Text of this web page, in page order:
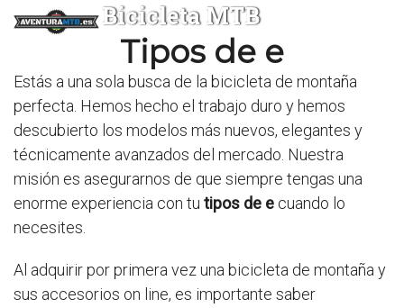
Bicicleta MTB
Tipos de e
Estás a una sola busca de la bicicleta de montaña
perfecta. Hemos hecho el trabajo duro y hemos
descubierto los modelos más nuevos, elegantes y
técnicamente avanzados del mercado. Nuestra
misión es asegurarnos de que siempre tengas una
enorme experiencia con tu tipos de e cuando lo
necesites.
Al adquirir por primera vez una bicicleta de montaña y
sus accesorios on line, es importante saber